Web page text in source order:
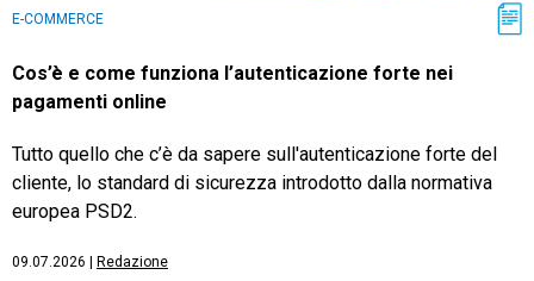
E-COMMERCE
Cos’è e come funziona l’autenticazione forte nei
pagamenti online
Tutto quello che c’è da sapere sull'autenticazione forte del
cliente, lo standard di sicurezza introdotto dalla normativa
europea PSD2.
09.07.2026 Redazione